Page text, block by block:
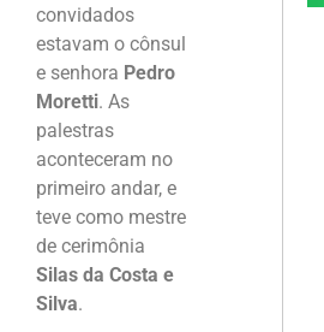
convidados
estavam o cônsul
e senhora Pedro
Moretti. As
palestras
aconteceram no
primeiro andar, e
teve como mestre
de cerimônia
Silas da Costa e
Silva.